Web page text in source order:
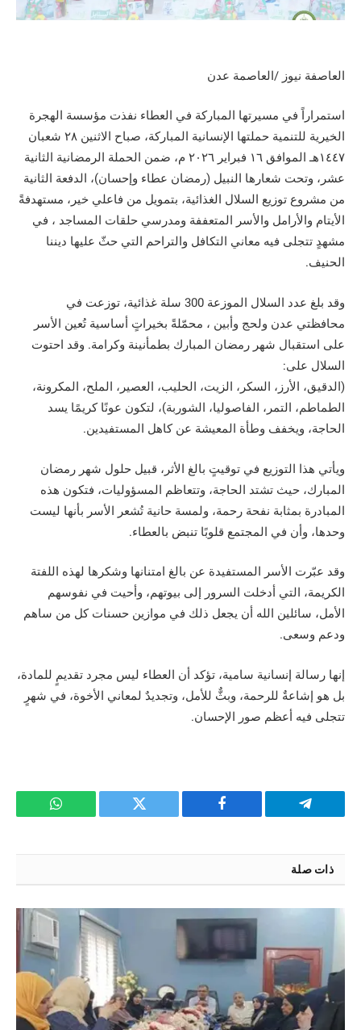
العاصفة نيوز /العاصمة عدن
استمراراً في مسيرتها المباركة في العطاء نفذت مؤسسة الهجرة
الخيرية للتنمية حملتها الإنسانية المباركة، صباح الاثنين ٢٨ شعبان
١٤٤٧هـ الموافق ١٦ فبراير ٢٠٢٦ م، ضمن الحملة الرمضانية الثانية
عشر، وتحت شعارها النبيل (رمضان عطاء وإحسان)، الدفعة الثانية
من مشروع توزيع السلال الغذائية، بتمويل من فاعلي خير، مستهدفةً
الأيتام والأرامل والأسر المتعففة ومدرسي حلقات المساجد ، في
مشهدٍ تتجلى فيه معاني التكافل والتراحم التي حثّ عليها ديننا
الحنيف.
وقد بلغ عدد السلال الموزعة 300 سلة غذائية، توزعت في
محافظتي عدن ولحج وأبين ، محمّلةً بخيراتٍ أساسية تُعين الأسر
على استقبال شهر رمضان المبارك بطمأنينة وكرامة. وقد احتوت
السلال على:
(الدقيق، الأرز، السكر، الزيت، الحليب، العصير، الملح، المكرونة،
الطماطم، التمر، الفاصوليا، الشوربة)، لتكون عونًا كريمًا يسد
الحاجة، ويخفف وطأة المعيشة عن كاهل المستفيدين.
ويأتي هذا التوزيع في توقيتٍ بالغ الأثر، قبيل حلول شهر رمضان
المبارك، حيث تشتد الحاجة، وتتعاظم المسؤوليات، فتكون هذه
المبادرة بمثابة نفحة رحمة، ولمسة حانية تُشعر الأسر بأنها ليست
وحدها، وأن في المجتمع قلوبًا تنبض بالعطاء.
وقد عبّرت الأسر المستفيدة عن بالغ امتنانها وشكرها لهذه اللفتة
الكريمة، التي أدخلت السرور إلى بيوتهم، وأحيت في نفوسهم
الأمل، سائلين الله أن يجعل ذلك في موازين حسنات كل من ساهم
ودعم وسعى.
إنها رسالة إنسانية سامية، تؤكد أن العطاء ليس مجرد تقديمٍ للمادة،
بل هو إشاعةٌ للرحمة، وبثٌّ للأمل، وتجديدٌ لمعاني الأخوة، في شهرٍ
تتجلى فيه أعظم صور الإحسان.
تيلقرام فيسبوك تويتر واتساب
ذات صلة